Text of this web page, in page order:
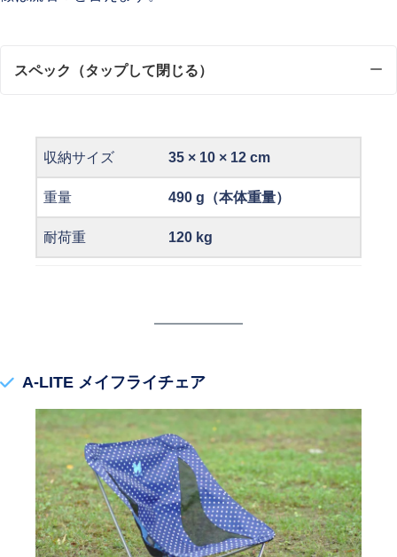
スペック（タップして閉じる）
収納サイズ 35 × 10 × 12 cm
重量 490 g（本体重量）
耐荷重 120 kg
A-LITE メイフライチェア